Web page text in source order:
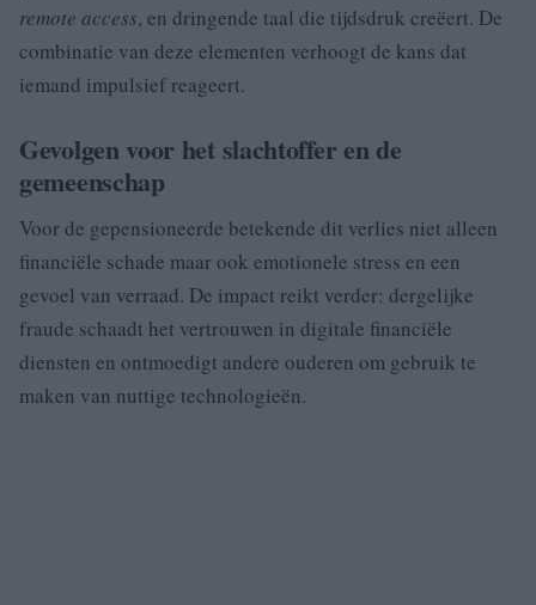
remote access, en dringende taal die tijdsdruk creëert. De
combinatie van deze elementen verhoogt de kans dat
iemand impulsief reageert.
Gevolgen voor het slachtoffer en de
gemeenschap
Voor de gepensioneerde betekende dit verlies niet alleen
financiële schade maar ook emotionele stress en een
gevoel van verraad. De impact reikt verder: dergelijke
fraude schaadt het vertrouwen in digitale financiële
diensten en ontmoedigt andere ouderen om gebruik te
maken van nuttige technologieën.